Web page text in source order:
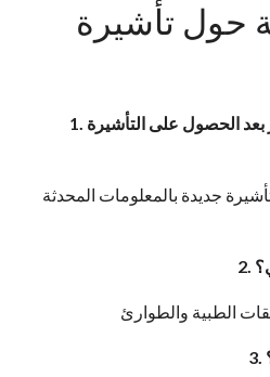
حول تأشيرة
1. هل يمكن تعديل مواعيد السفر بعد الحصول على التأشيرة